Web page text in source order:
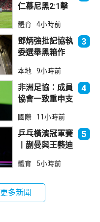
仁慕尼黑2:1擊
體育 4小時前
鄧炳強批記協執
委選舉黑箱作
國安一定「釘死
你」
3
本地 9小時前
非洲足協：成員
協會一致重申支
4
國際 11小時前
乒乓橫濱冠軍賽
丨蒯曼與王藝迪
5
體育 5小時前
更多新聞